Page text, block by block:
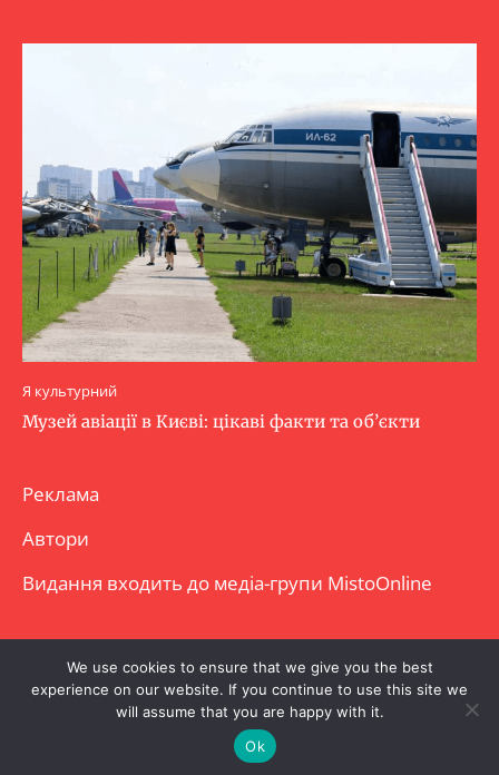
Я культурний
Музей авіації в Києві: цікаві факти та об’єкти
Реклама
Автори
Видання входить до медіа-групи MistoOnline
Copyright © Повне використання матеріалу
заборонено. Частково можна з гіперпосиланням.
We use cookies to ensure that we give you the best
experience on our website. If you continue to use this site we
will assume that you are happy with it.
Ok